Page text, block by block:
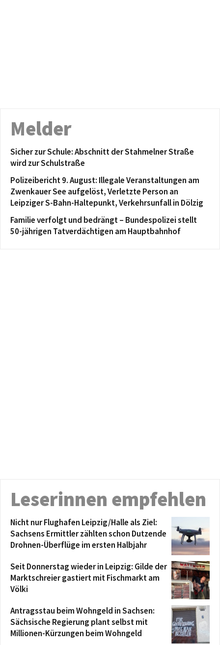
Melder
Sicher zur Schule: Abschnitt der Stahmelner Straße
wird zur Schulstraße
Polizeibericht 9. August: Illegale Veranstaltungen am
Zwenkauer See aufgelöst, Verletzte Person an
Leipziger S-Bahn-Haltepunkt, Verkehrsunfall in Dölzig
Familie verfolgt und bedrängt – Bundespolizei stellt
50-jährigen Tatverdächtigen am Hauptbahnhof
Leserinnen empfehlen
Nicht nur Flughafen Leipzig/Halle als Ziel:
Sachsens Ermittler zählten schon Dutzende
Drohnen-Überflüge im ersten Halbjahr
Seit Donnerstag wieder in Leipzig: Gilde der
Marktschreier gastiert mit Fischmarkt am
Völki
Antragsstau beim Wohngeld in Sachsen:
Sächsische Regierung plant selbst mit
Millionen-Kürzungen beim Wohngeld